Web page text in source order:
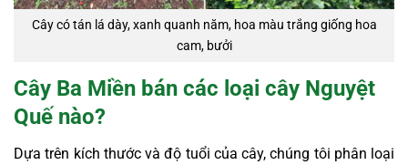
Cây có tán lá dày, xanh quanh năm, hoa màu trắng giống hoa
cam, bưởi
Cây Ba Miền bán các loại cây Nguyệt
Quế nào?
Dựa trên kích thước và độ tuổi của cây, chúng tôi phân loại